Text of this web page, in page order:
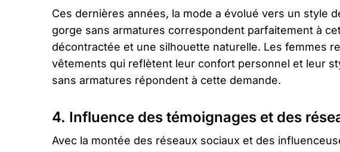
Ces dernières années, la mode a évolué vers un style
gorge sans armatures correspondent parfaitement à
décontractée et une silhouette naturelle. Les femmes
vêtements qui reflètent leur confort personnel et leur
sans armatures répondent à cette demande.
4. Influence des témoignages et des
Avec la montée des réseaux sociaux et des